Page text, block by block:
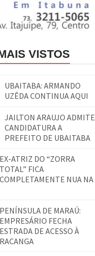
VISTOS
UBAITABA: ARMANDO
UZÊDA CONTINUA AQUI
JAILTON ARAUJO ADMITE
CANDIDATURA A
PREFEITO DE UBAITABA
EX-ATRIZ DO “ZORRA
TOTAL” FICA
COMPLETAMENTE NUA NA
PENÍNSULA DE MARAÚ:
EMPRESÁRIO FECHA
ESTRADA DE ACESSO À